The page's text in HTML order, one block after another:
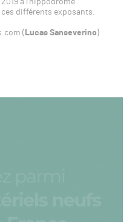
différents exposants.
( Lucas Sanseverino)